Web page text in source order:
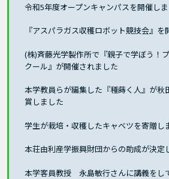
令和5年度オープンキャンパスを開催し
『アスパラガス収穫ロボット競技会』を
(株)斉藤光学製作所で『親子で学ぼう！
クール』が開催されました
本学教員らが編集した『種蒔く人』が秋
賞しました
学生が栽培・収穫したキャベツを寄贈し
本荘由利産学振興財団からの助成が決定
本学客員教授 永島敏行さんに講義をし